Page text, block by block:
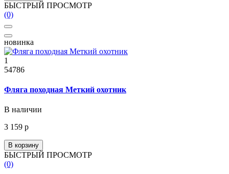
БЫСТРЫЙ ПРОСМОТР
(0)
новинка
1
54786
Фляга походная Меткий охотник
В наличии
3 159 р
В корзину
БЫСТРЫЙ ПРОСМОТР
(0)